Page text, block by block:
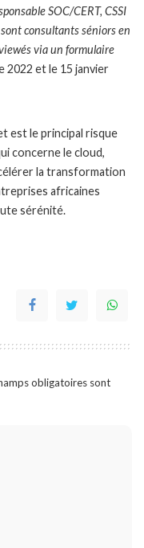
SOC/CERT, CSSI
consultants séniors en
via un formulaire
2022 et le 15 janvier
est le principal risque
concerne le cloud,
la transformation
africaines
sérénité.
obligatoires sont